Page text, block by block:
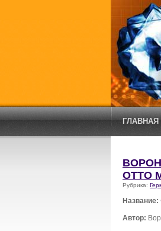
ГЛАВНАЯ
ОТТО
Рубрика:
Название:
Автор: